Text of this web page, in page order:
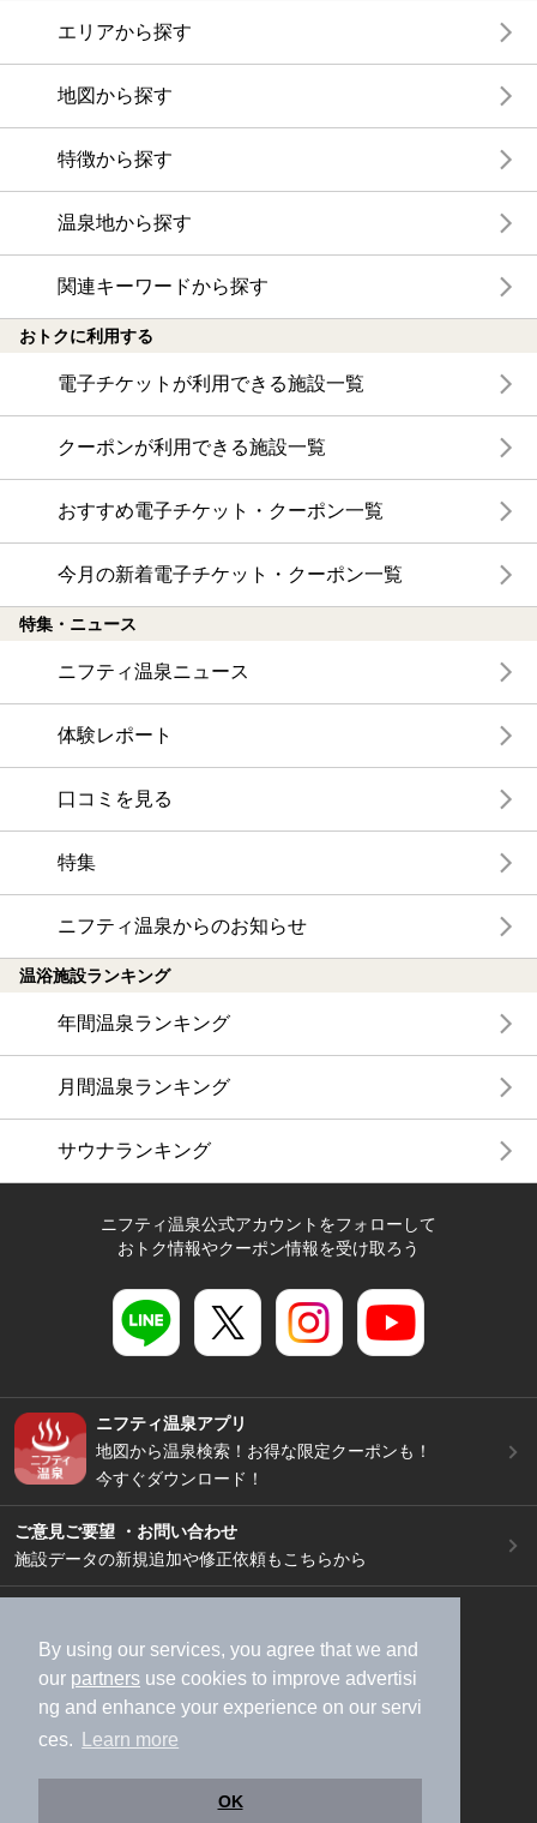
By using our services, you agree that we and
our partners use cookies to improve advertisi
ng and enhance your experience on our servi
ces.
Learn more
OK
エリアから探す
地図から探す
特徴から探す
温泉地から探す
関連キーワードから探す
おトクに利用する
電子チケットが利用できる施設一覧
クーポンが利用できる施設一覧
おすすめ電子チケット・クーポン一覧
今月の新着電子チケット・クーポン一覧
特集・ニュース
ニフティ温泉ニュース
体験レポート
口コミを見る
特集
ニフティ温泉からのお知らせ
温浴施設ランキング
年間温泉ランキング
月間温泉ランキング
サウナランキング
ニフティ温泉公式アカウントをフォローして
おトク情報やクーポン情報を受け取ろう
ニフティ温泉アプリ
地図から温泉検索！お得な限定クーポンも！
今すぐダウンロード！
ご意見ご要望 ・お問い合わせ
施設データの新規追加や修正依頼もこちらから
加盟店募集（資料請求）
広告出稿のご案内
利用規約
ライフスタイルMEMBERS+規約
特定商取引法に基づく表記
ヘルプ
採用情報
運営会社